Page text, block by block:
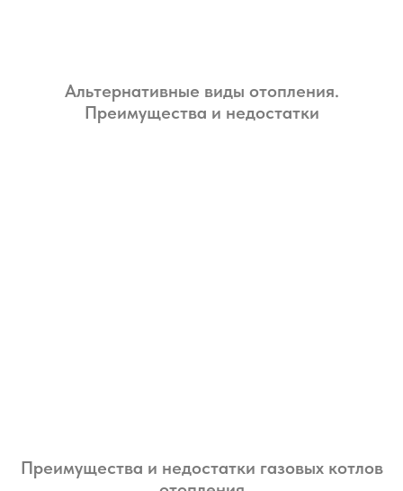
Альтернативные виды отопления.
Преимущества и недостатки
Преимущества и недостатки газовых котлов